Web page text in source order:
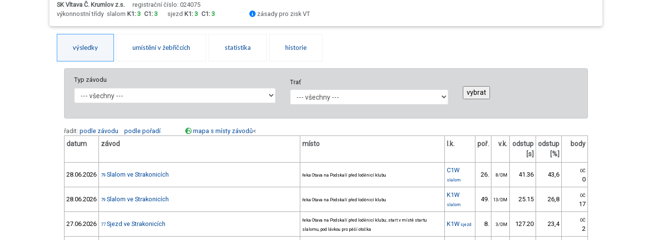
SK Vltava Č. Krumlov z.s.
registrační číslo: 024075
výkonnostní třídy slalom K1: 3 C1: 3 sjezd K1: 3 C1: 3 zásady pro zisk VT
výsledky umístění v žebříčcích statistika historie
Typ závodu Trať
řadit: podle závodu podle pořadí mapa s místy závodů<
datum závod místo l.k. poř. v.k.
odstup
[s]
odstup
[%]
body
28.06.2026 79 Slalom ve Strakonicích řeka Otava na Podskalí před loděnicí klubu
C1W
slalom
26. 8/DM 41.36 43,6 OČ
0
28.06.2026 79 Slalom ve Strakonicích řeka Otava na Podskalí před loděnicí klubu
K1W
slalom
49. 13/DM 25.15 26,8 OČ
17
27.06.2026 77 Sjezd ve Strakonicích
řeka Otava na Podskalí před loděnicí klubu; start v místě startu
slalomu, pod lávkou pro pěší otočka
K1W sjezd 8. 3/DM 127.20 23,4 OČ
2